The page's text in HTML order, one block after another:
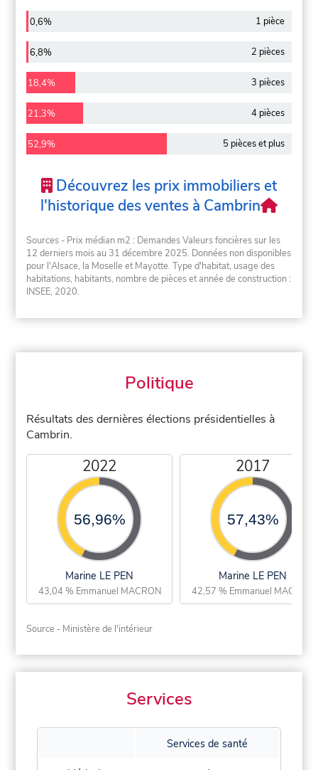
0,6% 1 pièce
6,8% 2 pièces
18,4% 3 pièces
21,3% 4 pièces
52,9% 5 pièces et plus
Découvrez les prix immobiliers et
l'historique des ventes à Cambrin
Sources - Prix médian m2 : Demandes Valeurs foncières sur les
12 derniers mois au 31 décembre 2025. Données non disponibles
pour l'Alsace, la Moselle et Mayotte. Type d'habitat, usage des
habitations, habitants, nombre de pièces et année de construction :
INSEE, 2020.
Politique
Résultats des dernières élections présidentielles à
Cambrin.
2022
56,96%
Marine LE PEN
43,04 % Emmanuel MACRON
2017
57,43%
Marine LE PEN
42,57 % Emmanuel MACRON
Source - Ministère de l'intérieur
Services
Services de santé